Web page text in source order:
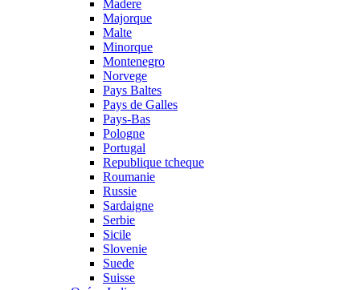
Madere
Majorque
Malte
Minorque
Montenegro
Norvege
Pays Baltes
Pays de Galles
Pays-Bas
Pologne
Portugal
Republique tcheque
Roumanie
Russie
Sardaigne
Serbie
Sicile
Slovenie
Suede
Suisse